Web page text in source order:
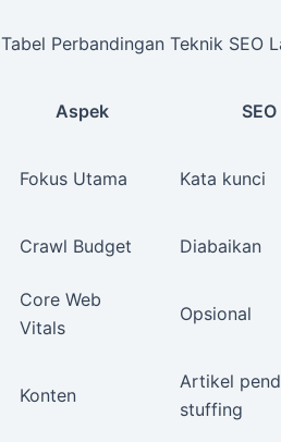
Tabel Perbandingan Teknik SEO
Aspek
Fokus Utama Kata kunci
Crawl Budget Diabaikan
Core Web
Vitals
Opsional
Konten
Artikel
stuffing